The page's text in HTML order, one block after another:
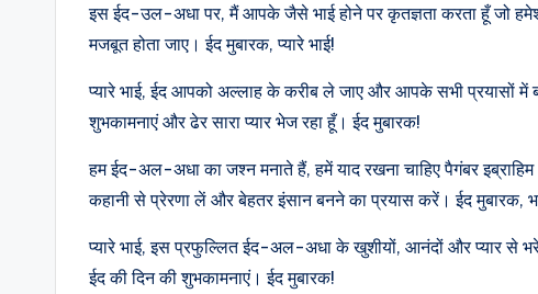
इस ईद-उल-अधा पर, मैं आपके जैसे भाई होने पर कृतज्ञता करता हूँ जो
मजबूत होता जाए। ईद मुबारक, प्यारे भाई!
प्यारे भाई, ईद आपको अल्लाह के करीब ले जाए और आपके सभी प्रयासों
शुभकामनाएं और ढेर सारा प्यार भेज रहा हूँ। ईद मुबारक!
हम ईद-अल-अधा का जश्न मनाते हैं, हमें याद रखना चाहिए पैगंबर
कहानी से प्रेरणा लें और बेहतर इंसान बनने का प्रयास करें। ईद मुबारक,
प्यारे भाई, इस प्रफुल्लित ईद-अल-अधा के खुशीयों, आनंदों और प्यार से
ईद की दिन की शुभकामनाएं। ईद मुबारक!